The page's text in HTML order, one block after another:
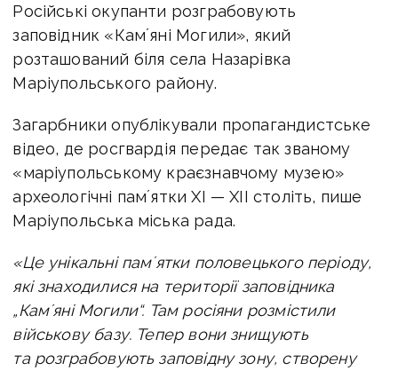
Російські окупанти розграбовують
заповідник «Камʼяні Могили», який
розташований біля села Назарівка
Маріупольського району.
Загарбники опублікували пропагандистське
відео, де росгвардія передає так званому
«маріупольському краєзнавчому музею»
археологічні памʼятки XI — XII століть, пише
Маріупольська міська рада.
«Це унікальні памʼятки половецького періоду,
які знаходилися на території заповідника
„Камʼяні Могили“. Там росіяни розмістили
військову базу. Тепер вони знищують
та розграбовують заповідну зону, створену